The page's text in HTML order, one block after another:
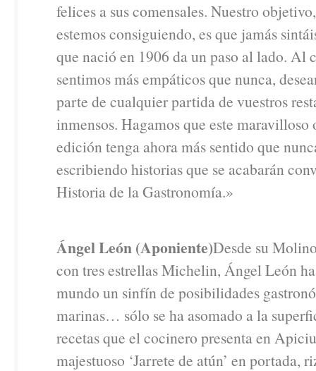
felices a sus comensales. Nuestro
estemos consiguiendo, es que jamás
que nació en 1906 da un paso al lado. Al
sentimos más empáticos que nunca,
parte de cualquier partida de vuestros
inmensos. Hagamos que este
edición tenga ahora más sentido que
escribiendo historias que se acabarán
Historia de la Gastronomía.»
Ángel León (Aponiente)Desde su
con tres estrellas Michelin, Ángel León
mundo un sinfín de posibilidades
marinas… sólo se ha asomado a la
recetas que el cocinero presenta en
majestuoso ‘Jarrete de atún’ en portada,